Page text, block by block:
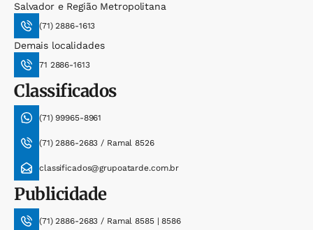
Salvador e Região Metropolitana
(71) 2886-1613
Demais localidades
71 2886-1613
Classificados
(71) 99965-8961
(71) 2886-2683 / Ramal 8526
classificados@grupoatarde.com.br
Publicidade
(71) 2886-2683 / Ramal 8585 | 8586